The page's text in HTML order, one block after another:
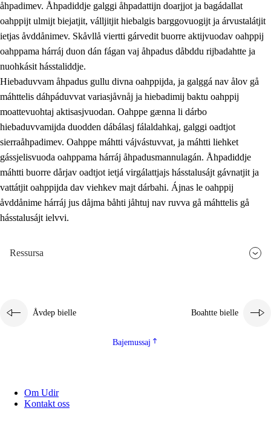
åhpadimev. Åhpadiddje galggi åhpadattijn doarjjot ja bagádallat
oahppijt ulmijt biejatjit, válljitjit hiebalgis barggovuogijt ja árvustalátjit
ietjas åvddånimev. Skåvllå viertti gárvedit buorre aktijvuodav oahppij
oahppama hárráj duon dán fágan vaj åhpadus dåbddu rijbadahtte ja
nuohkásit hásstaliddje.
Hiebaduvvam åhpadus gullu divna oahppijda, ja galggá nav ålov gå
máhttelis dáhpáduvvat variasjåvnåj ja hiebadimij baktu oahppij
moattevuohtaj aktisasjvuodan. Oahppe gænna li dárbo
hiebaduvvamijda duodden dábálasj fálaldahkaj, galggi oadtjot
sierraåhpadimev. Oahppe máhtti vájvástuvvat, ja máhtti liehket
gássjelisvuoda oahppama hárráj åhpadusmannulagán. Åhpadiddje
máhtti buorre dårjav oadtjot ietjá virgálattjajs hásstalusájt gávnatjit ja
vattátjit oahppijda dav viehkev majt dárbahi. Ájnas le oahppij
åvddånime hárráj jus dåjma båhti jåhtuj nav ruvva gå máhttelis gå
hásstalusájt ielvvi.
Ressursa
Åvdep bielle Boahtte bielle
Bajemussaj
Om Udir
Kontakt oss